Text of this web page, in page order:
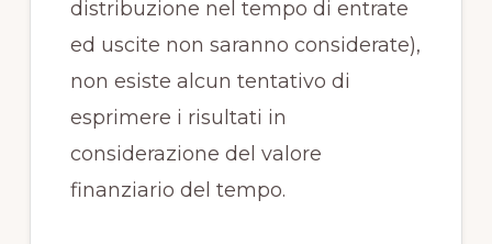
distribuzione nel tempo di entrate
ed uscite non saranno considerate),
non esiste alcun tentativo di
esprimere i risultati in
considerazione del valore
finanziario del tempo.